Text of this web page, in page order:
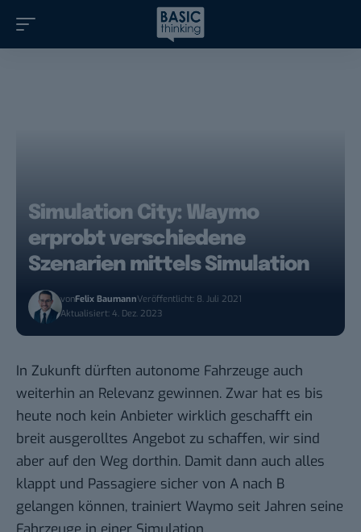
Simulation City: Waymo
erprobt verschiedene
Szenarien mittels Simulation
vonFelix BaumannVeröffentlicht: 8. Juli 2021
Aktualisiert: 4. Dez. 2023
In Zukunft dürften autonome Fahrzeuge auch
weiterhin an Relevanz gewinnen. Zwar hat es bis
heute noch kein Anbieter wirklich geschafft ein
breit ausgerolltes Angebot zu schaffen, wir sind
aber auf den Weg dorthin. Damit dann auch alles
klappt und Passagiere sicher von A nach B
gelangen können, trainiert Waymo seit Jahren seine